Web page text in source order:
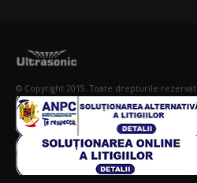
© Copyright 2015. Toate drepturile